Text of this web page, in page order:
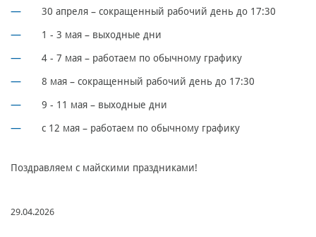
30 апреля – сокращенный рабочий день до 17:30
1 - 3 мая – выходные дни
4 - 7 мая – работаем по обычному графику
8 мая – сокращенный рабочий день до 17:30
9 - 11 мая – выходные дни
с 12 мая – работаем по обычному графику
Поздравляем с майскими праздниками!
29.04.2026